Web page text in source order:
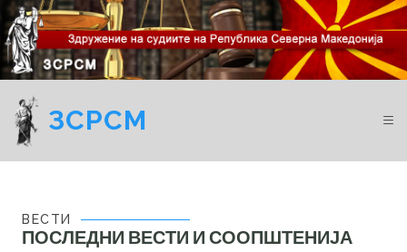
ЗСРСМ
ВЕСТИ
ПОСЛЕДНИ ВЕСТИ И СООПШТЕНИЈА